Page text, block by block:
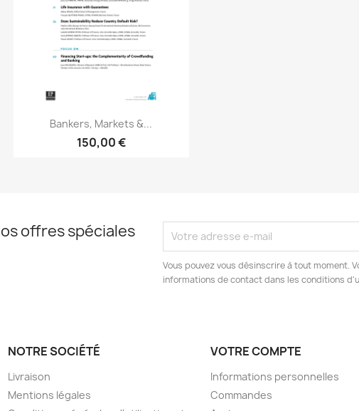
Aperçu rapide
Bankers, Markets &...
150,00 €
offres spéciales
Vous pouvez vous désinscrire à tout moment.
informations de contact dans les conditions
NOTRE SOCIÉTÉ
Livraison
Mentions légales
VOTRE COMPTE
Informations personnelles
Commandes